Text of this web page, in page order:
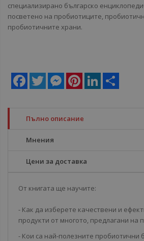
специализирано българско
посветено на пробиотиците,
пробиотичните храни.
Facebook
Twitter MessengerPinterestLinkedIn
Пълно описание
Мнения
Цени за доставка
От книгата ще научите:
- Как да изберете качествени и
продукти от многото, предлагани на
- Кои са най-полезните пробиотични